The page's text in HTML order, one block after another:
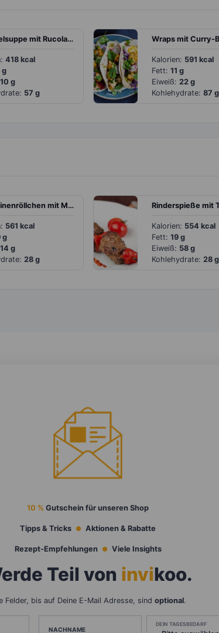
Kartoffelsuppe mit Rucola und Knoblauch
418 kcal
g
10 g
57 g
Kalorien: 591 kcal
Fett: 11 g
Eiweiß: 22 g
Kohlehydrate: 87 g
Auberginenröllchen mit Mandelpesto und veganem Feta
561 kcal
g
14 g
28 g
Kalorien: 554 kcal
Fett: 19 g
Eiweiß: 58 g
Kohlehydrate: 28 g
10 % Gutschein für unseren Shop
Tipps & Tricks Aktionen & Rabatte
Rezept-Empfehlungen Viele Insights
Teil von invikoo.
Felder, bis auf Deine E-Mail Adresse, sind optional.
NACHNAME
DEIN TAGESBEDARF